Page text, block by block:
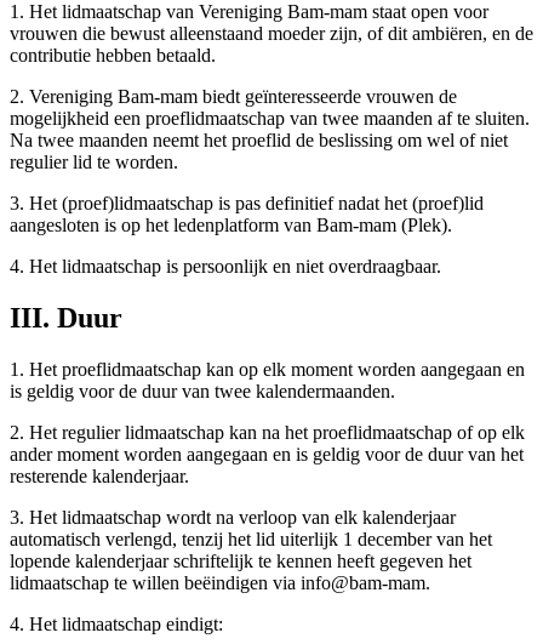
1. Het lidmaatschap van Vereniging Bam-mam staat open voor
vrouwen die bewust alleenstaand moeder zijn, of dit ambiëren, en de
contributie hebben betaald.
2. Vereniging Bam-mam biedt geïnteresseerde vrouwen de
mogelijkheid een proeflidmaatschap van twee maanden af te sluiten.
Na twee maanden neemt het proeflid de beslissing om wel of niet
regulier lid te worden.
3. Het (proef)lidmaatschap is pas definitief nadat het (proef)lid
aangesloten is op het ledenplatform van Bam-mam (Plek).
4. Het lidmaatschap is persoonlijk en niet overdraagbaar.
III. Duur
1. Het proeflidmaatschap kan op elk moment worden aangegaan en
is geldig voor de duur van twee kalendermaanden.
2. Het regulier lidmaatschap kan na het proeflidmaatschap of op elk
ander moment worden aangegaan en is geldig voor de duur van het
resterende kalenderjaar.
3. Het lidmaatschap wordt na verloop van elk kalenderjaar
automatisch verlengd, tenzij het lid uiterlijk 1 december van het
lopende kalenderjaar schriftelijk te kennen heeft gegeven het
lidmaatschap te willen beëindigen via info@bam-mam.
4. Het lidmaatschap eindigt: